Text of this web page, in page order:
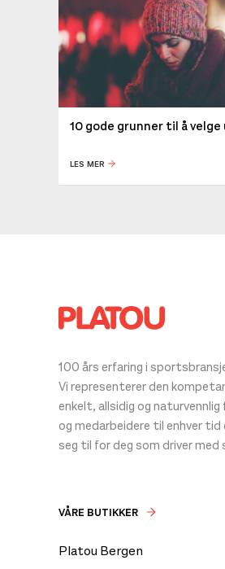
10 gode grunner til å velge
LES MER
100 års erfaring i
Vi representerer den
enkelt, allsidig og
og medarbeidere til enhver
seg til for deg som driver med
VÅRE BUTIKKER
Platou Bergen